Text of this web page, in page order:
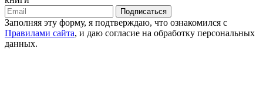
Подписаться
Заполняя эту форму, я подтверждаю, что ознакомился с
Правилами сайта, и даю согласие на обработку персональных
данных.